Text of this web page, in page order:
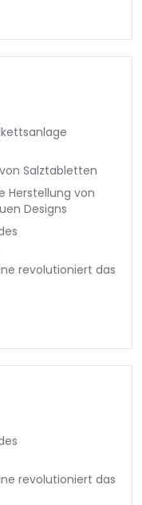
Salztabletten
Herstellung von
Designs
revolutioniert das
revolutioniert das